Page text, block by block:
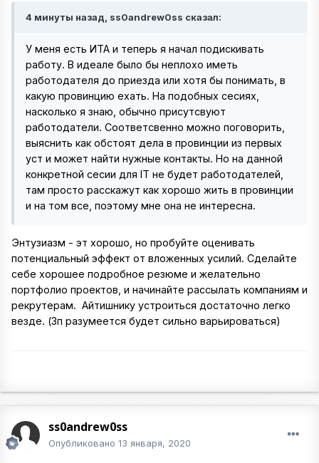
4 минуты назад, ss0andrew0ss сказал:
У меня есть ИТА и теперь я начал подискивать
работу. В идеале было бы неплохо иметь
работодателя до приезда или хотя бы понимать, в
какую провинцию ехать. На подобных сесиях,
насколько я знаю, обычно присутсвуют
работодатели. Соответсвенно можно поговорить,
выяснить как обстоят дела в провинции из первых
уст и может найти нужные контакты. Но на данной
конкретной сесии для IT не будет работодателей,
там просто расскажут как хорошо жить в провинции
и на том все, поэтому мне она не интересна.
Энтузиазм - эт хорошо, но пробуйте оценивать
потенциальный эффект от вложенных усилий. Сделайте
себе хорошее подробное резюме и желательно
портфолио проектов, и начинайте рассылать компаниям и
рекрутерам. Айтишнику устроиться достаточно легко
везде. (Зп разумеется будет сильно варьироваться)
ss0andrew0ss
Опубликовано 13 января, 2020